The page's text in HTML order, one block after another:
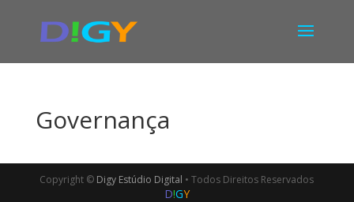
Governança
Copyright © Digy Estúdio Digital • Todos Direitos Reservados
D!GY